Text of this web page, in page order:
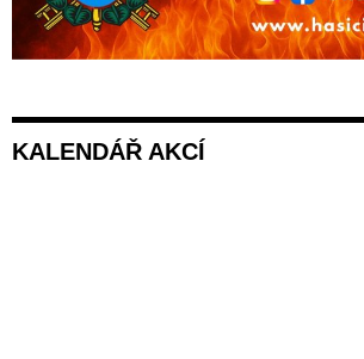
KALENDÁŘ AKCÍ